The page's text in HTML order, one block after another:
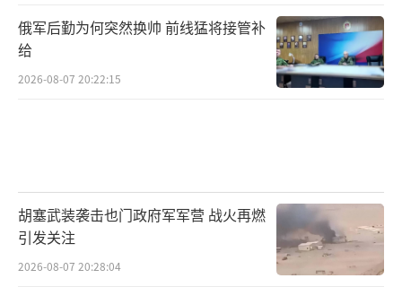
俄军后勤为何突然换帅 前线猛将接管补
给
2026-08-07 20:22:15
胡塞武装袭击也门政府军军营 战火再燃
引发关注
2026-08-07 20:28:04